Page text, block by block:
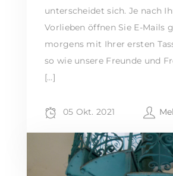
unterscheidet sich. Je nach
Vorlieben öffnen Sie E-Mails
morgens mit Ihrer ersten
so wie unsere Freunde und
[…]
05 Okt. 2021